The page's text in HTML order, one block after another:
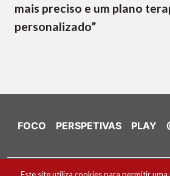
mais preciso e um plano
personalizado”
FOCO PERSPETIVAS PLAY